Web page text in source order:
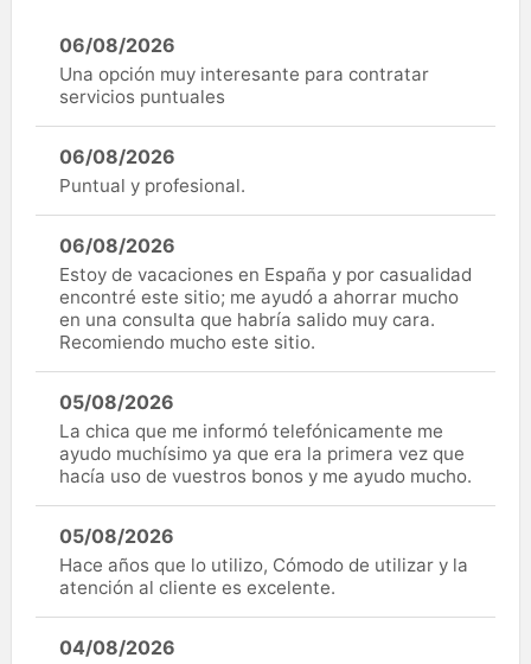
06/08/2026
Una opción muy interesante para contratar
servicios puntuales
06/08/2026
Puntual y profesional.
06/08/2026
Estoy de vacaciones en España y por casualidad
encontré este sitio; me ayudó a ahorrar mucho
en una consulta que habría salido muy cara.
Recomiendo mucho este sitio.
05/08/2026
La chica que me informó telefónicamente me
ayudo muchísimo ya que era la primera vez que
hacía uso de vuestros bonos y me ayudo mucho.
05/08/2026
Hace años que lo utilizo, Cómodo de utilizar y la
atención al cliente es excelente.
04/08/2026